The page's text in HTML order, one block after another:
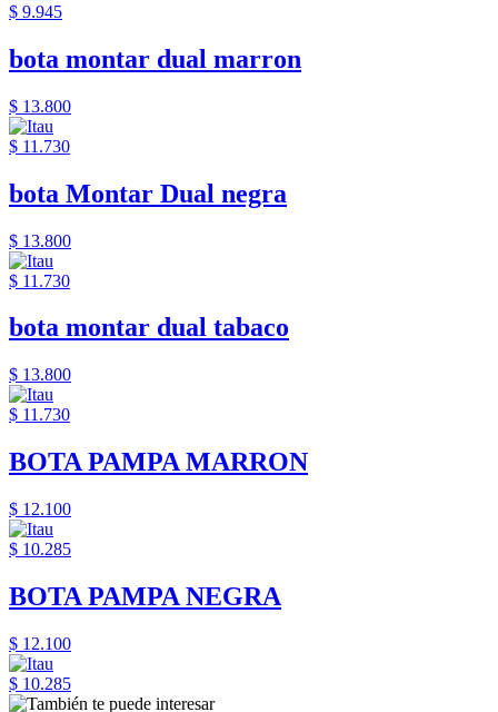
$ 9.945
bota montar dual marron
$ 13.800
$ 11.730
bota Montar Dual negra
$ 13.800
$ 11.730
bota montar dual tabaco
$ 13.800
$ 11.730
BOTA PAMPA MARRON
$ 12.100
$ 10.285
BOTA PAMPA NEGRA
$ 12.100
$ 10.285